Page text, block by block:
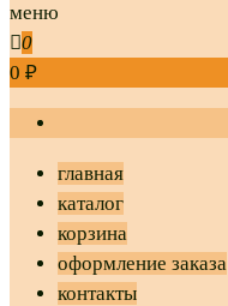
меню
0
0 ₽
главная
каталог
корзина
оформление заказа
контакты